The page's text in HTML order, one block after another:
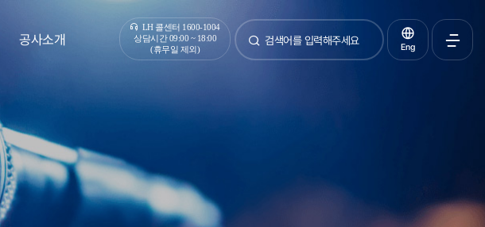
LH 콜센터 1600-1004
상담시간 09:00 ~ 18:00
(휴무일 제외)
통합검색
Eng
공사소개